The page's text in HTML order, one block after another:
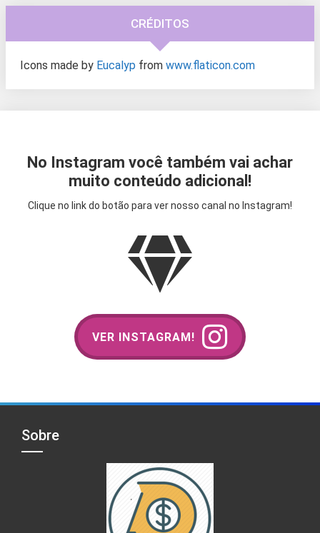
CRÉDITOS
Icons made by Eucalyp from www.flaticon.com
No Instagram você também vai achar
muito conteúdo adicional!
Clique no link do botão para ver nosso canal no Instagram!
VER INSTAGRAM!
Sobre